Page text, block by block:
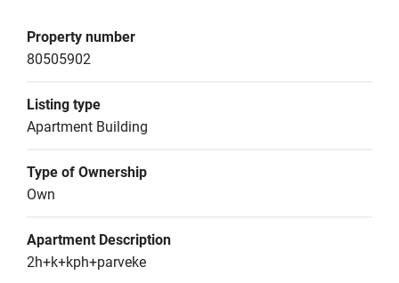
Property number
80505902
Listing type
Apartment Building
Type of Ownership
Own
Apartment Description
2h+k+kph+parveke